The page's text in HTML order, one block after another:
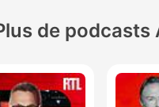
de podcasts